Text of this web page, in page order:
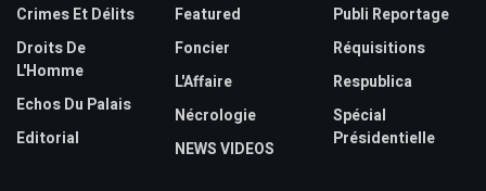
Crimes Et Délits
Droits De
L'Homme
Echos Du Palais
Editorial
Featured
Foncier
L'Affaire
Nécrologie
NEWS VIDEOS
Publi Reportage
Réquisitions
Respublica
Spécial
Présidentielle